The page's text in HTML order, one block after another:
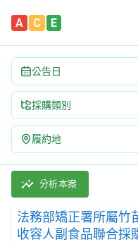
A C E
公告日
採購類別
履約地
法務部矯正署所屬竹苗
採購類別：財物類 肉類,
分析本案
法務部矯正署所屬竹
收容人副食品聯合採